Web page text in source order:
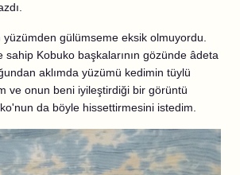
gülümseme eksik olmuyordu.
sahip Kobuko başkalarının gözünde âdeta
aklımda yüzümü kedimin tüylü
ve onun beni iyileştirdiği bir görüntü
da böyle hissettirmesini istedim.